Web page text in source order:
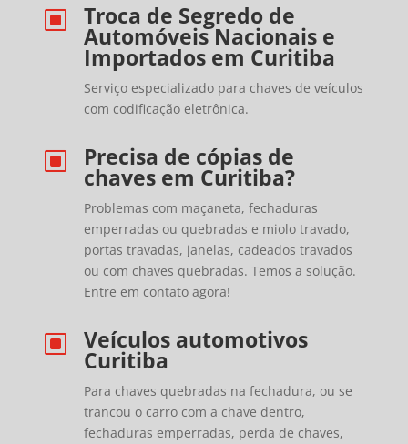
W Troca de Segredo de
Automóveis Nacionais e
Importados em Curitiba
Serviço especializado para chaves de veículos
com codificação eletrônica.
W Precisa de cópias de
chaves em Curitiba?
Problemas com maçaneta, fechaduras
emperradas ou quebradas e miolo travado,
portas travadas, janelas, cadeados travados
ou com chaves quebradas. Temos a solução.
Entre em contato agora!
W Veículos automotivos
Curitiba
Para chaves quebradas na fechadura, ou se
trancou o carro com a chave dentro,
fechaduras emperradas, perda de chaves,